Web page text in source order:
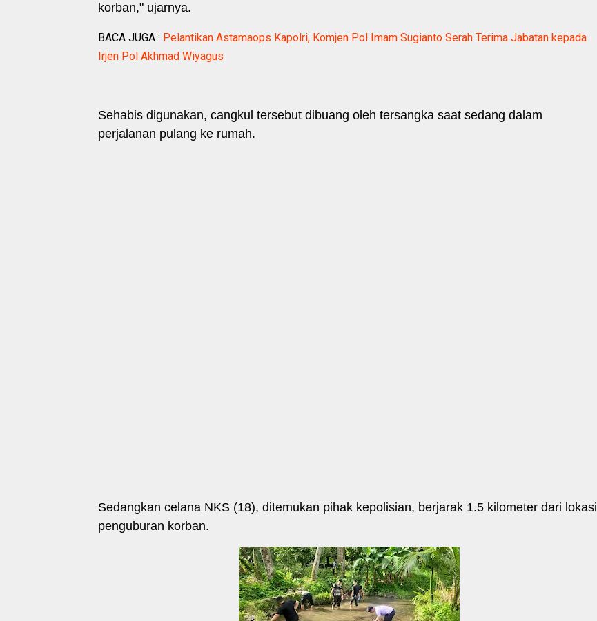
korban," ujarnya.
BACA JUGA : Pelantikan Astamaops Kapolri, Komjen Pol Imam Sugianto Serah Terima Jabatan kepada
Irjen Pol Akhmad Wiyagus
Sehabis digunakan, cangkul tersebut dibuang oleh tersangka saat sedang dalam
perjalanan pulang ke rumah.
Sedangkan celana NKS (18), ditemukan pihak kepolisian, berjarak 1.5 kilometer dari lokasi
penguburan korban.